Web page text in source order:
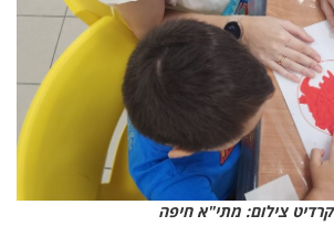
קרדיט צילום: מתי"א חיפה